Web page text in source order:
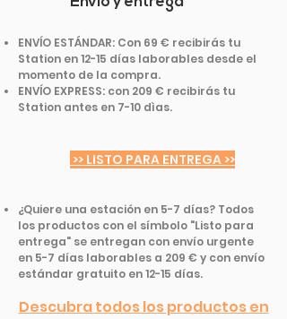
ENVÍO ESTÁNDAR: Con 69 € recibirás tu
Station en 12-15 días laborables desde el
momento de la compra.
ENVÍO EXPRESS: con 209 € recibirás tu
Station antes en 7-10 dìas.
>> LISTO PARA ENTREGA >>
¿Quiere una estación en 5-7 días? Todos
los productos con el símbolo "Listo para
entrega" se entregan con envío urgente
en 5-7 días laborables a 209 € y con envío
estándar gratuito en 12-15 días.
Descubra todos los productos en